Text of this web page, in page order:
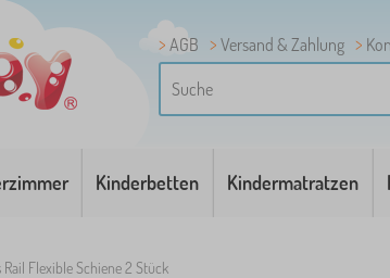
AGB Versand & Zahlung
Kinderbetten Kindermatratzen
Rail Flexible Schiene 2 Stück